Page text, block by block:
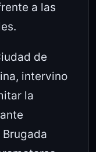
a las
de
intervino
la